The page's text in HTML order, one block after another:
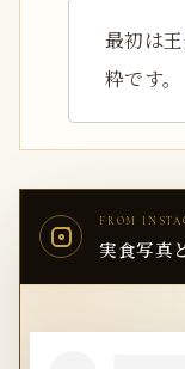
最初は
粋です。
FROM
実食写真